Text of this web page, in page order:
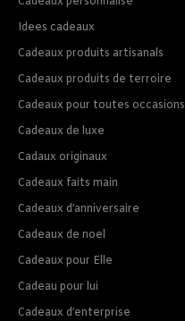
Idees cadeaux
Cadeaux produits artisanals
Cadeaux produits de terroire
Cadeaux pour toutes occasions
Cadeaux de luxe
Cadaux originaux
Cadeaux faits main
Cadeaux d’anniversaire
Cadeaux de noel
Cadeaux pour Elle
Cadeau pour lui
Cadeaux d’enterprise